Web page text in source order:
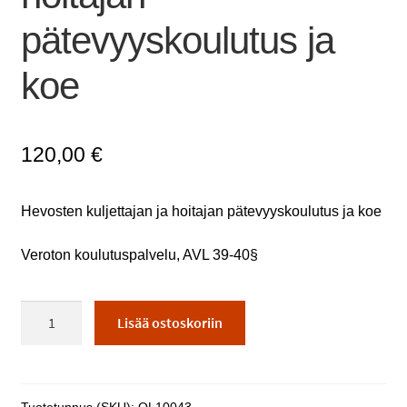
pätevyyskoulutus ja
koe
120,00 €
Hevosten kuljettajan ja hoitajan pätevyyskoulutus ja koe
Veroton koulutuspalvelu, AVL 39-40§
pätevyyskoulutus
Lisää ostoskoriin